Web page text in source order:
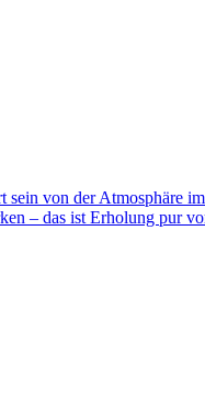
von der Atmosphäre
– das ist Erholung pur